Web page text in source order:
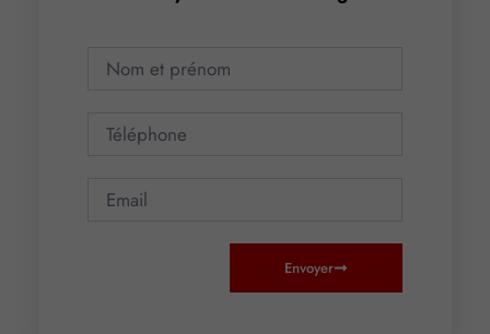
Envoyer